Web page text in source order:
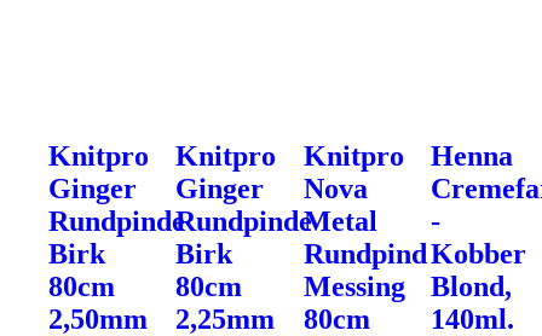
Knitpro
Ginger
Rundpinde
Birk
80cm
2,50mm
Knitpro
Ginger
Rundpinde
Birk
80cm
2,25mm
Knitpro
Nova
Metal
Rundpind
Messing
80cm
Henna
-
Kobber
Blond,
140ml.